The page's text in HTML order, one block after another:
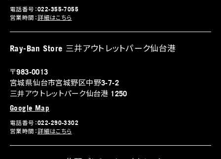
電話番号：022-355-7055
営業時間：詳細はこちら
Ray-Ban Store 三井アウトレットパーク仙台港
〒983-0013
宮城県仙台市宮城野区中野3-7-2
三井アウトレットパーク仙台港 1250
Google Map
電話番号：022-290-3302
営業時間：詳細はこちら